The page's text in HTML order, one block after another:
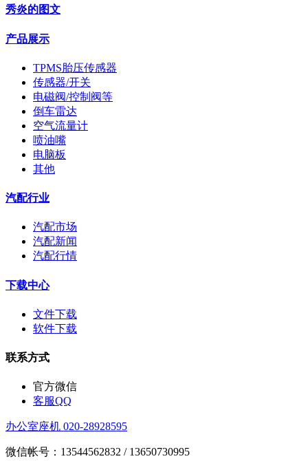
秀炎的图文
产品展示
TPMS胎压传感器
传感器/开关
电磁阀/控制阀等
倒车雷达
空气流量计
喷油嘴
电脑板
其他
汽配行业
汽配市场
汽配新闻
汽配行情
下载中心
文件下载
软件下载
联系方式
官方微信
客服QQ
办公室座机 020-28928595
微信帐号：13544562832 / 13650730995